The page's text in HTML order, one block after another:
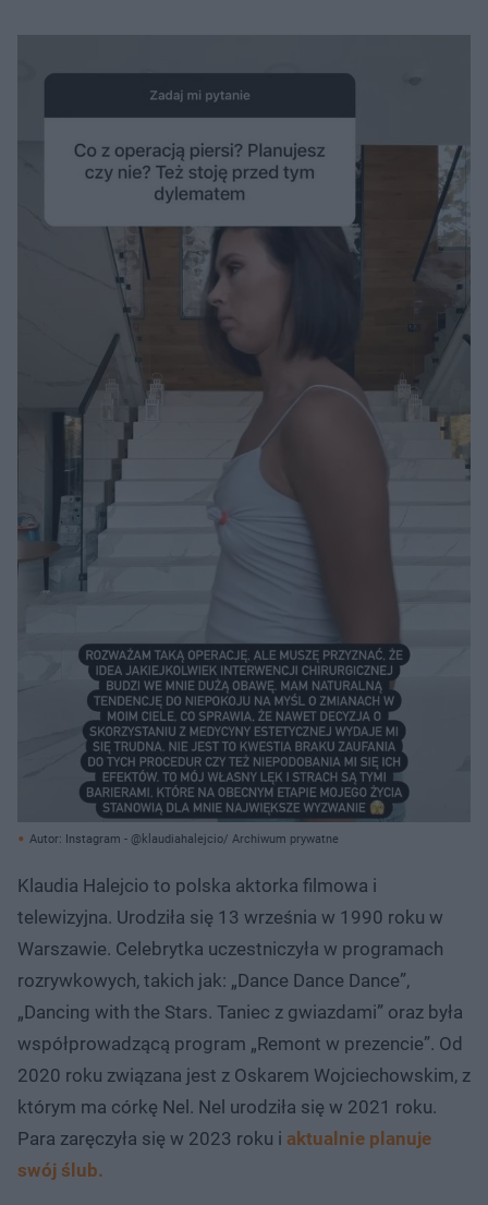
Autor: Instagram - @klaudiahalejcio/ Archiwum prywatne
Klaudia Halejcio to polska aktorka filmowa i
telewizyjna. Urodziła się 13 września w 1990 roku w
Warszawie. Celebrytka uczestniczyła w programach
rozrywkowych, takich jak: „Dance Dance Dance”,
„Dancing with the Stars. Taniec z gwiazdami” oraz była
współprowadzącą program „Remont w prezencie”. Od
2020 roku związana jest z Oskarem Wojciechowskim, z
którym ma córkę Nel. Nel urodziła się w 2021 roku.
Para zaręczyła się w 2023 roku i aktualnie planuje
swój ślub.